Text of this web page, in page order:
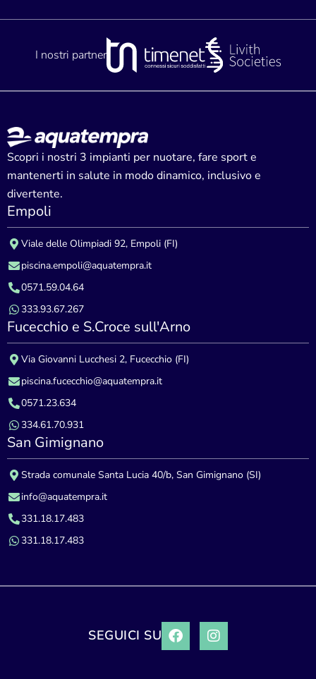
I nostri partner
Scopri i nostri 3 impianti per nuotare, fare sport e
mantenerti in salute in modo dinamico, inclusivo e
divertente.
Empoli
Viale delle Olimpiadi 92, Empoli (FI)
piscina.empoli@aquatempra.it
0571.59.04.64
333.93.67.267
Fucecchio e S.Croce sull'Arno
Via Giovanni Lucchesi 2, Fucecchio (FI)
piscina.fucecchio@aquatempra.it
0571.23.634
334.61.70.931
San Gimignano
Strada comunale Santa Lucia 40/b, San Gimignano (SI)
info@aquatempra.it
331.18.17.483
331.18.17.483
SEGUICI SU